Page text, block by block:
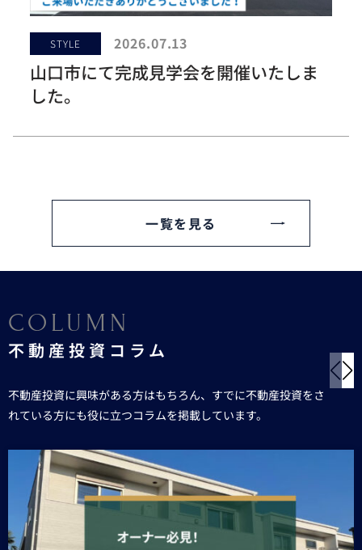
STYLE 2026.07.13
山口市にて完成見学会を開催いたしま
した。
一覧を見る
COLUMN
不動産投資コラム
不動産投資に興味がある方はもちろん、すでに不動産投資をさ
れている方にも役に立つコラムを掲載しています。